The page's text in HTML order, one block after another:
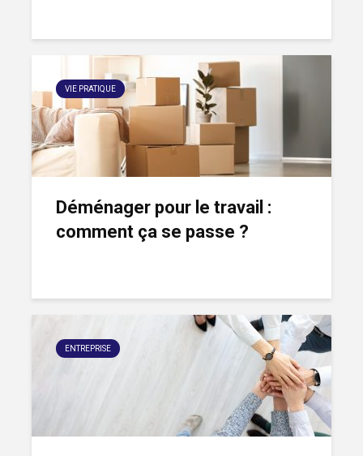
VIE PRATIQUE
Déménager pour le travail :
comment ça se passe ?
ENTREPRISE